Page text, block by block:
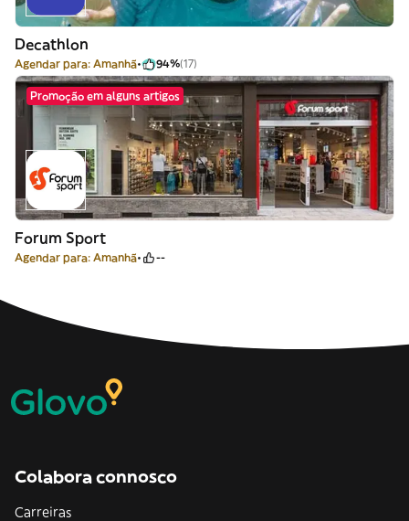
Decathlon
Agendar para: Amanhã 94%(17)
Promoção em alguns artigos
Forum Sport
Agendar para: Amanhã --
Colabora connosco
Carreiras